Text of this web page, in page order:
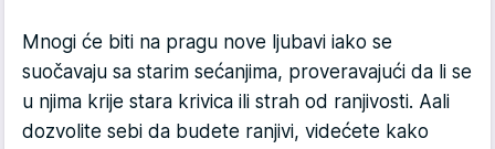
Mnogi će biti na pragu nove ljubavi iako se
suočavaju sa starim sećanjima, proveravajući da li se
u njima krije stara krivica ili strah od ranjivosti. Aali
dozvolite sebi da budete ranjivi, videćete kako